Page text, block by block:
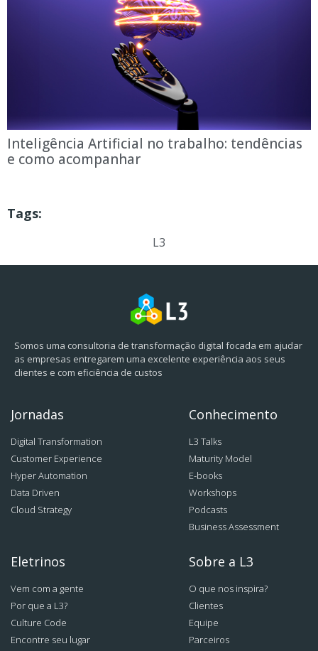
Inteligência Artificial no trabalho: tendências
e como acompanhar
Tags:
L3
Somos uma consultoria de transformação digital focada em ajudar
as empresas entregarem uma excelente experiência aos seus
clientes e com eficiência de custos
Jornadas
Digital Transformation
Customer Experience
Hyper Automation
Data Driven
Cloud Strategy
Conhecimento
L3 Talks
Maturity Model
E-books
Workshops
Podcasts
Business Assessment
Eletrinos
Vem com a gente
Por que a L3?
Culture Code
Encontre seu lugar
Sobre a L3
O que nos inspira?
Clientes
Equipe
Parceiros